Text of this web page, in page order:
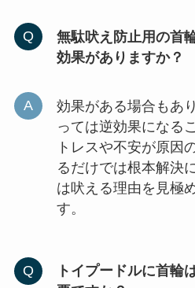
無駄吠え防止用の首
効果がありますか？
効果がある場合もあ
っては逆効果になる
トレスや不安が原因
るだけでは根本解決
は吠える理由を見極
す。
トイプードルに首輪